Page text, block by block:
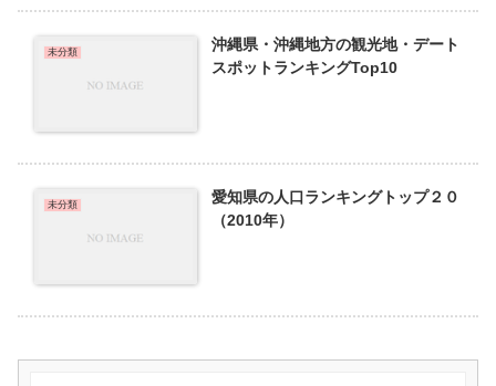
未分類
沖縄県・沖縄地方の観光地・デート
スポットランキングTop10
未分類
愛知県の人口ランキングトップ２０
（2010年）